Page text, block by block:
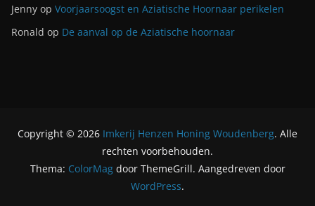
Jenny op Voorjaarsoogst en Aziatische Hoornaar perikelen
Ronald op De aanval op de Aziatische hoornaar
Copyright © 2026 Imkerij Henzen Honing Woudenberg. Alle
rechten voorbehouden.
Thema: ColorMagdoor ThemeGrill. Aangedreven door
WordPress.